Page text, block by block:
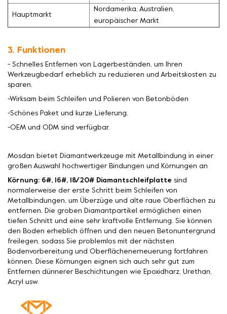
Hauptmarkt
Nordamerika, Australien,
europäischer Markt
3. Funktionen
- Schnelles Entfernen von Lagerbeständen, um Ihren
Werkzeugbedarf erheblich zu reduzieren und Arbeitskosten zu
sparen.
-Wirksam beim Schleifen und Polieren von Betonböden
-Schönes Paket und kurze Lieferung.
-OEM und ODM sind verfügbar.
Mosdan bietet Diamantwerkzeuge mit Metallbindung in einer
großen Auswahl hochwertiger Bindungen und Körnungen an
Körnung: 6#, 16#, 18/20# Diamantschleifplatte sind
normalerweise der erste Schritt beim Schleifen von
Metallbindungen, um Überzüge und alte raue Oberflächen zu
entfernen. Die groben Diamantpartikel ermöglichen einen
tiefen Schnitt und eine sehr kraftvolle Entfernung. Sie können
den Boden erheblich öffnen und den neuen Betonuntergrund
freilegen, sodass Sie problemlos mit der nächsten
Bodenvorbereitung und Oberflächenerneuerung fortfahren
können. Diese Körnungen eignen sich auch sehr gut zum
Entfernen dünnerer Beschichtungen wie Epoxidharz, Urethan,
Acryl usw.